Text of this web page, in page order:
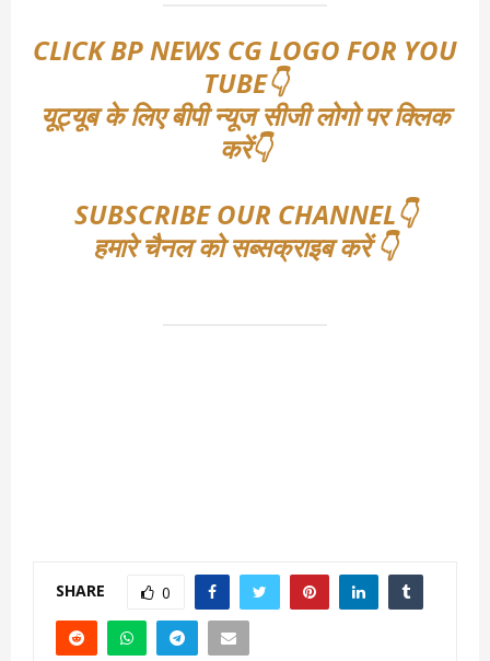
CLICK BP NEWS CG LOGO FOR YOU
TUBE👇
यूट्यूब के लिए बीपी न्यूज सीजी लोगो पर क्लिक
करें👇
SUBSCRIBE OUR CHANNEL👇
हमारे चैनल को सब्सक्राइब करें 👇
SHARE 0